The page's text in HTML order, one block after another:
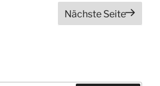
Nächste Seite